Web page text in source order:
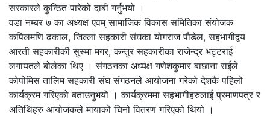
सरकारले कुन्ठित पारेको दाबी गर्नुभयो ।
वडा नम्बर ७ का अध्यक्ष एवम् सामाजिक विकास समितिका संयोजक
कपिलमणि ढकाल, जिल्ला सहकारी संघका योगराज पौडेल, सहभागीद्वय
आरती सहकारीकी सुस्मा मगर, कन्तुर सहकारीका राजेन्द्र भट्टराई
लगायतले बोलेका थिए । संगठनका अध्यक्ष गणेशकुमार बाछाना राईले
कोपोमिस तालिम सहकारी संघ संगठनले आयोजना गरेको देशकै पहिलो
कार्यक्रम गरिएको बताउनुभयो । कार्यक्रममा सहभागीहरुलाई प्रमाणपत्र र
अतिथिहरु आयोजकले मायाको चिनो वितरण गरिएको थियो ।